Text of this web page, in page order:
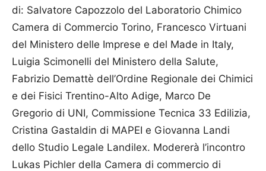
di: Salvatore Capozzolo del Laboratorio Chimico
Camera di Commercio Torino, Francesco Virtuani
del Ministero delle Imprese e del Made in Italy,
Luigia Scimonelli del Ministero della Salute,
Fabrizio Demattè dell’Ordine Regionale dei Chimici
e dei Fisici Trentino-Alto Adige, Marco De
Gregorio di UNI, Commissione Tecnica 33 Edilizia,
Cristina Gastaldin di MAPEI e Giovanna Landi
dello Studio Legale Landilex. Modererà l’incontro
Lukas Pichler della Camera di commercio di